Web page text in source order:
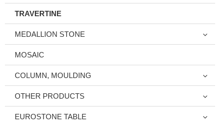
TRAVERTINE
MEDALLION STONE
MOSAIC
COLUMN, MOULDING
OTHER PRODUCTS
EUROSTONE TABLE